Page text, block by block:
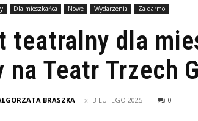
Dla mieszkańca Nowe Wydarzenia Za darmo
teatralny dla
na Teatr Trzech
BRASZKA 3 LUTEGO 2025 0